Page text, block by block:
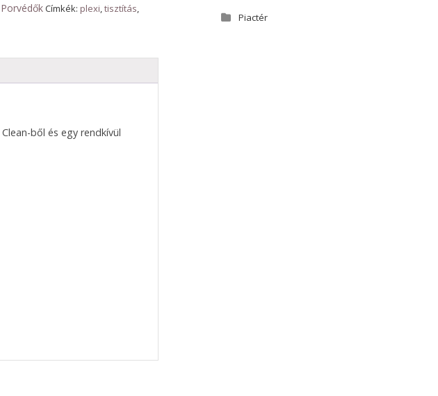
PorvédőkCímkék: plexi,tisztítás,
ből és egy rendkívül
Piactér